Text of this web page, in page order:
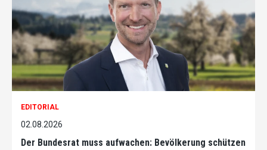
EDITORIAL
02.08.2026
Der Bundesrat muss aufwachen: Bevölkerung schützen